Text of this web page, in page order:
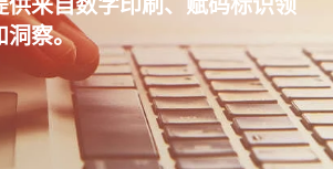
洞察。